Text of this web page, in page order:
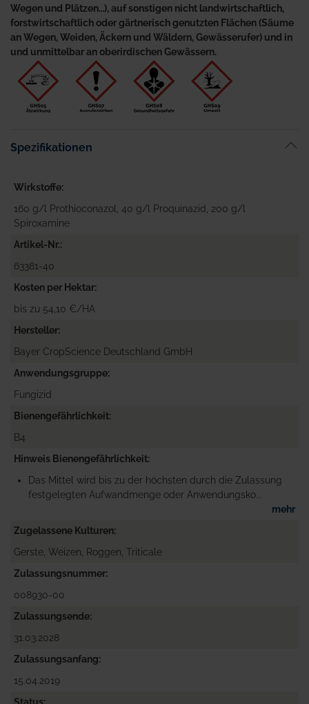
Wegen und Plätzen…), auf sonstigen nicht landwirtschaftlich,
forstwirtschaftlich oder gärtnerisch genutzten Flächen (Säume
an Wegen, Weiden, Äckern und Wäldern, Gewässerufer) und in
und unmittelbar an oberirdischen Gewässern.
Spezifikationen
Wirkstoffe
160 g/l Prothioconazol, 40 g/l Proquinazid, 200 g/l
Spiroxamine
Artikel-Nr.
63381-40
Kosten per Hektar
bis zu 54,10 €/HA
Hersteller
Bayer CropScience Deutschland GmbH
Anwendungsgruppe
Fungizid
Bienengefährlichkeit
B4
Hinweis Bienengefährlichkeit
Das Mittel wird bis zu der höchsten durch die Zulassung
festgelegten Aufwandmenge oder Anwendungsko...
mehr
Zugelassene Kulturen
Gerste, Weizen, Roggen, Triticale
Zulassungsnummer
008930-00
Zulassungsende
31.03.2028
Zulassungsanfang
15.04.2019